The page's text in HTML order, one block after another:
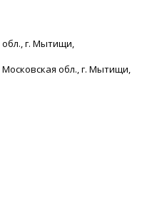
обл., г. Мытищи,
обл., г. Мытищи,